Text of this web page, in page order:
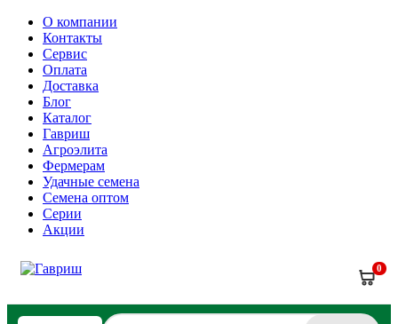
О компании
Контакты
Сервис
Оплата
Доставка
Блог
Каталог
Гавриш
Агроэлита
Фермерам
Удачные семена
Семена оптом
Серии
Акции
0